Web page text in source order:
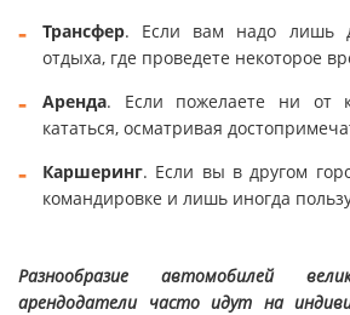
Трансфер. Если вам надо лишь
отдыха, где проведете некоторое
Аренда. Если пожелаете ни от
кататься, осматривая
Каршеринг. Если вы в другом
командировке и лишь иногда
Разнообразие автомобилей
арендодатели часто идут на